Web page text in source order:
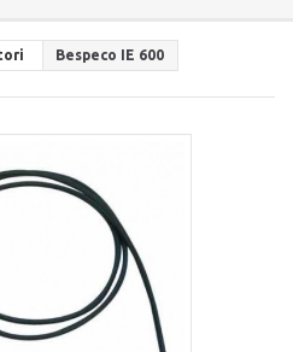
Bespeco IE 600